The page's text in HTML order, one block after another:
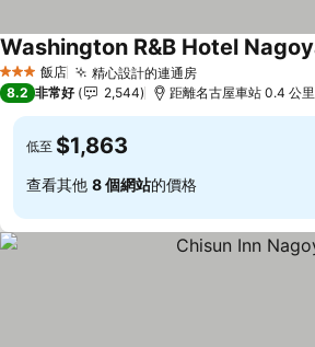
3 星級 飯店 精心設計的連通房查看價格
查看價格
8.2 非常好 2,544 距離名古屋車站 0.4 公里
低至 $1,863
查看其他 8 個網站的價格